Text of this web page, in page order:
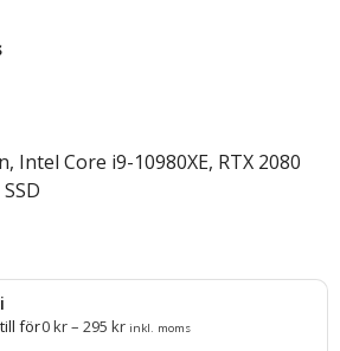
Intel Core i9-10980XE, RTX 2080
för0kr–295kr inkl. moms